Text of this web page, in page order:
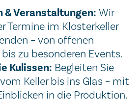
& Veranstaltungen: Wir
Termine im Klosterkeller
– von offenen
zu besonderen Events.
Kulissen: Begleiten Sie
Keller bis ins Glas – mit
in die Produktion.